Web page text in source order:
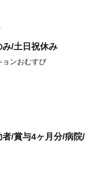
/土日祝休み
ョンおむすび
/賞与4ヶ月分/病院/